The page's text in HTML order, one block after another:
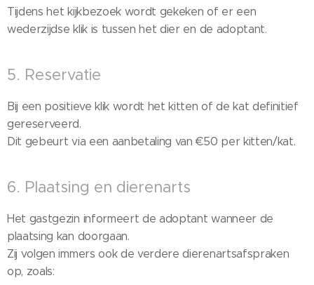
Tijdens het kijkbezoek wordt gekeken of er een
wederzijdse klik is tussen het dier en de adoptant.
5. Reservatie
Bij een positieve klik wordt het kitten of de kat definitief
gereserveerd.
Dit gebeurt via een aanbetaling van €50 per kitten/kat.
6. Plaatsing en dierenarts
Het gastgezin informeert de adoptant wanneer de
plaatsing kan doorgaan.
Zij volgen immers ook de verdere dierenartsafspraken
op, zoals: